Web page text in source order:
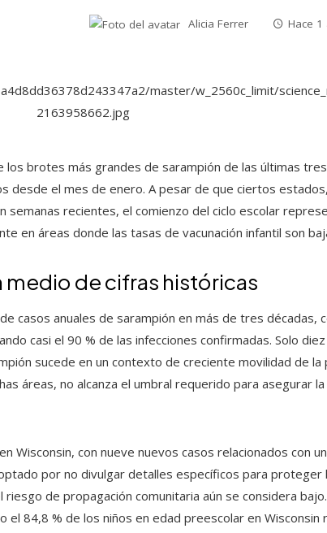
Alicia Ferrer Hace 1
los brotes más grandes de sarampión de las últimas
desde el mes de enero. A pesar de que ciertos
semanas recientes, el comienzo del ciclo escolar
en áreas donde las tasas de vacunación infantil son
de cifras históricas
casos anuales de sarampión en más de tres décadas,
casi el 90 % de las infecciones confirmadas. Solo
sucede en un contexto de creciente movilidad de la
áreas, no alcanza el umbral requerido para asegurar la
Wisconsin, con nueve nuevos casos relacionados con
por no divulgar detalles específicos para proteger
de propagación comunitaria aún se considera bajo.
84,8 % de los niños en edad preescolar en Wisconsin